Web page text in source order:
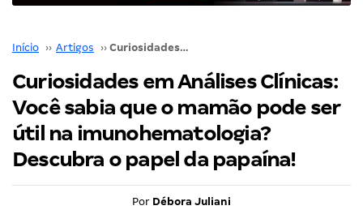
Início ›› Artigos ›› Curiosidades em Análises Clínicas: Você sabia que o mamão pode ser útil na imunohematologia? Descubra o papel da papaína!
Curiosidades em Análises Clínicas:
Você sabia que o mamão pode ser
útil na imunohematologia?
Descubra o papel da papaína!
Por Débora Juliani